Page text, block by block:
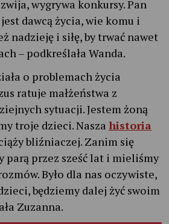
wygrywa konkursy. Pan
dawcą życia, wie komu i
nadzieję i siłę, by trwać nawet
– podkreślała Wanda.
o problemach życia
ratuje małżeństwa z
sytuacji. Jestem żoną
troje dzieci. Nasza historia
bliźniaczej. Zanim się
parą przez sześć lat i mieliśmy
Było dla nas oczywiste,
będziemy dalej żyć swoim
Zuzanna.